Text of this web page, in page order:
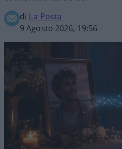
di La Posta
9 Agosto 2026, 19:56